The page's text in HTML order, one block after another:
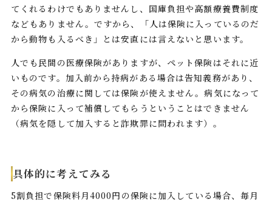
てくれるわけでもありませんし、国庫負担や高額療養費制度
などもありません。ですから、「人は保険に入っているのだ
から動物も入るべき」とは安直には言えないと思います。
人でも民間の医療保険がありますが、ペット保険はそれに近
いものです。加入前から持病がある場合は告知義務があり、
その病気の治療に関しては保険が使えません。病気になって
から保険に入って補償してもらうということはできません
（病気を隠して加入すると詐欺罪に問われます）。
具体的に考えてみる
5割負担で保険料月4000円の保険に加入している場合、毎月